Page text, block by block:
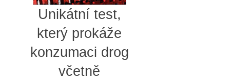
Unikátní test,
který prokáže
konzumaci drog
včetně